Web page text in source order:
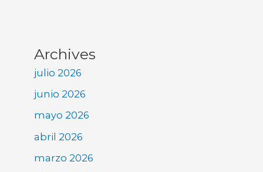
Archives
julio 2026
junio 2026
mayo 2026
abril 2026
marzo 2026